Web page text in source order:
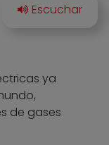
ya
de gases